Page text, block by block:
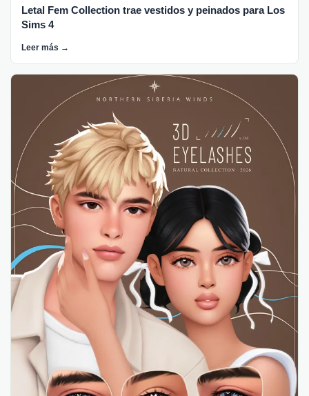
Letal Fem Collection trae vestidos y peinados para Los
Sims 4
Leer más →